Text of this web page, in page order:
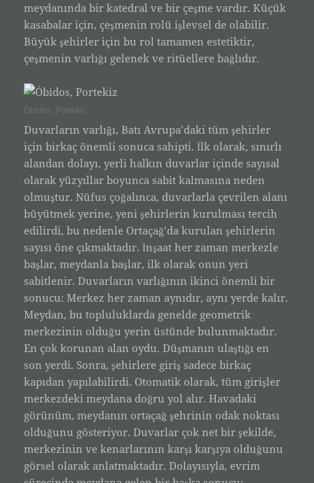
meydanında bir katedral ve bir çeşme vardır. Küçük
kasabalar için, çeşmenin rolü işlevsel de olabilir.
Büyük şehirler için bu rol tamamen estetiktir,
çeşmenin varlığı gelenek ve ritüellere bağlıdır.
Óbidos, Portekiz
Duvarların varlığı, Batı Avrupa’daki tüm şehirler
için birkaç önemli sonuca sahipti. İlk olarak, sınırlı
alandan dolayı, yerli halkın duvarlar içinde sayısal
olarak yüzyıllar boyunca sabit kalmasına neden
olmuştur. Nüfus çoğalınca, duvarlarla çevrilen alanı
büyütmek yerine, yeni şehirlerin kurulması tercih
edilirdi, bu nedenle Ortaçağ’da kurulan şehirlerin
sayısı öne çıkmaktadır. İnşaat her zaman merkezle
başlar, meydanla başlar, ilk olarak onun yeri
sabitlenir. Duvarların varlığının ikinci önemli bir
sonucu: Merkez her zaman aynıdır, aynı yerde kalır.
Meydan, bu topluluklarda genelde geometrik
merkezinin olduğu yerin üstünde bulunmaktadır.
En çok korunan alan oydu. Düşmanın ulaştığı en
son yerdi. Sonra, şehirlere giriş sadece birkaç
kapıdan yapılabilirdi. Otomatik olarak, tüm girişler
merkezdeki meydana doğru yol alır. Havadaki
görünüm, meydanın ortaçağ şehrinin odak noktası
olduğunu gösteriyor. Duvarlar çok net bir şekilde,
merkezinin ve kenarlarının karşı karşıya olduğunu
görsel olarak anlatmaktadır. Dolayısıyla, evrim